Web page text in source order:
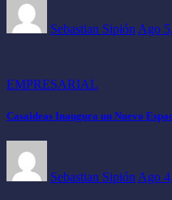
Sebastian Sipión Ago
EMPRESARIAL
Casaideas Inaugura un Nuevo
Sebastian Sipión Ago